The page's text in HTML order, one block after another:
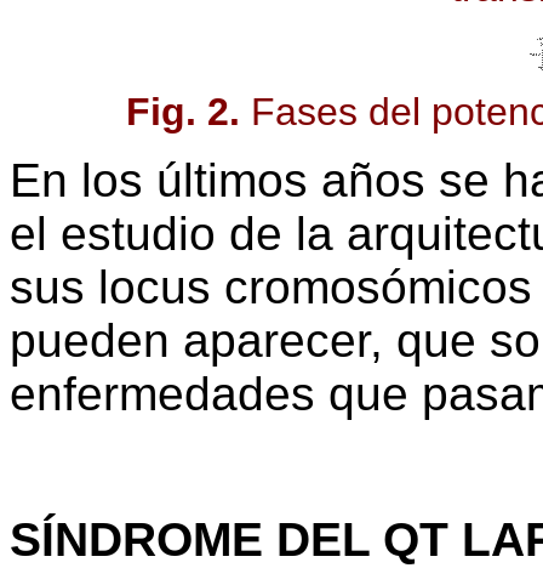
Fig. 2. Fases del
En los últimos años se
el estudio de la
sus locus
pueden aparecer, que
enfermedades que
SÍNDROME DEL QT